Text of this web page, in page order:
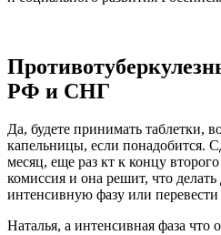
РФ и СНГ
Да, будете принимать таблетки,
капельницы, если понадобится.
месяц, еще раз кт к концу
комиссия и она решит, что
интенсивную фазу или
Наталья, а интенсивная фаза что